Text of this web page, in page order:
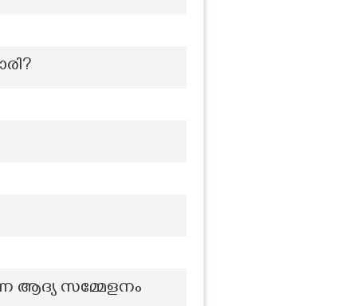
ആദ്യ സമ്മേളനം